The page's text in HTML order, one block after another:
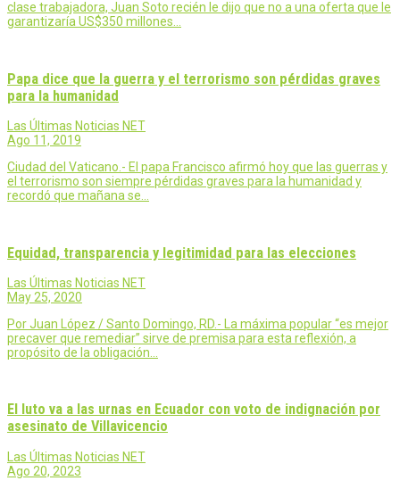
clase trabajadora, Juan Soto recién le dijo que no a una oferta que le
garantizaría US$350 millones…
Papa dice que la guerra y el terrorismo son pérdidas graves
para la humanidad
Las Últimas Noticias NET
Ago 11, 2019
Ciudad del Vaticano.- El papa Francisco afirmó hoy que las guerras y
el terrorismo son siempre pérdidas graves para la humanidad y
recordó que mañana se…
Equidad, transparencia y legitimidad para las elecciones
Las Últimas Noticias NET
May 25, 2020
Por Juan López / Santo Domingo, RD.- La máxima popular “es mejor
precaver que remediar” sirve de premisa para esta reflexión, a
propósito de la obligación…
El luto va a las urnas en Ecuador con voto de indignación por
asesinato de Villavicencio
Las Últimas Noticias NET
Ago 20, 2023